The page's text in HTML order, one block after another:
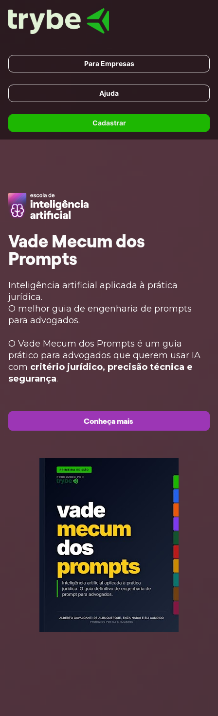
Para Empresas
Ajuda
Cadastrar
Vade Mecum dos
Prompts
Inteligência artificial aplicada à prática
jurídica.
O melhor guia de engenharia de prompts
para advogados.
O Vade Mecum dos Prompts é um guia
prático para advogados que querem usar IA
com critério jurídico, precisão técnica e
segurança.
Conheça mais